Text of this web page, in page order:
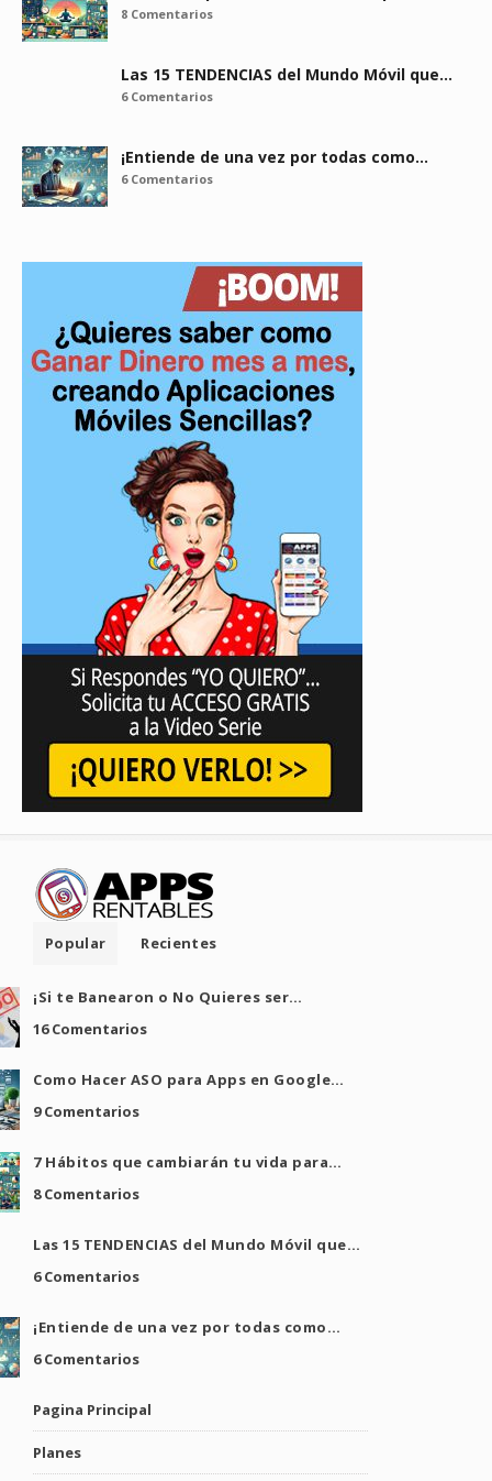
8 Comentarios
Las 15 TENDENCIAS del Mundo Móvil que…
6 Comentarios
¡Entiende de una vez por todas como…
6 Comentarios
Popular Recientes
¡Si te Banearon o No Quieres ser…
16 Comentarios
Como Hacer ASO para Apps en Google…
9 Comentarios
7 Hábitos que cambiarán tu vida para…
8 Comentarios
Las 15 TENDENCIAS del Mundo Móvil que…
6 Comentarios
¡Entiende de una vez por todas como…
6 Comentarios
Pagina Principal
Planes